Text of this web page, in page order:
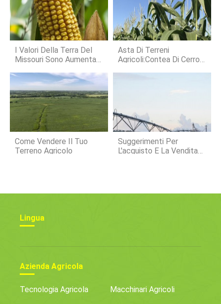
I Valori Della Terra Del
Missouri Sono Aumentati
Asta Di Terreni
Agricoli:Contea Di Cerro
Come Vendere Il Tuo
Terreno Agricolo
Suggerimenti Per
L'acquisto E La Vendita
Lingua
Azienda Agricola
Tecnologia Agricola Macchinari Agricoli